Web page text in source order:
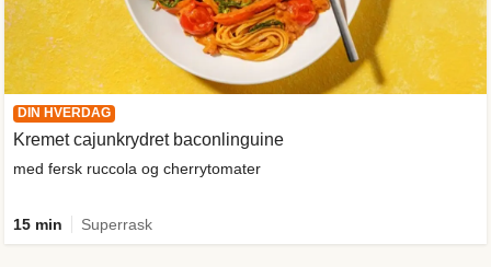
DIN HVERDAG
Kremet cajunkrydret baconlinguine
med fersk ruccola og cherrytomater
15 min Superrask